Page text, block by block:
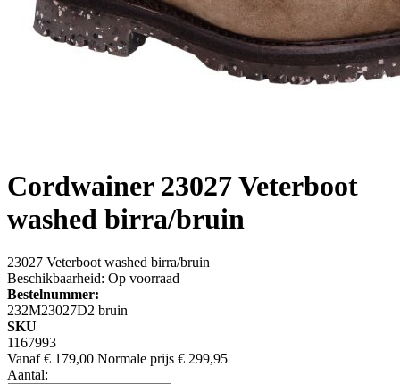
Cordwainer23027 Veterboot
washed birra/bruin
23027 Veterboot washed birra/bruin
Beschikbaarheid: Op voorraad
Bestelnummer:
232M23027D2 bruin
SKU
1167993
Vanaf € 179,00 Normale prijs € 299,95
Aantal: